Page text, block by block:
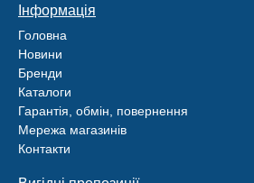
Інформація
Головна
Новини
Бренди
Каталоги
Гарантія, обмін, повернення
Мережа магазинів
Контакти